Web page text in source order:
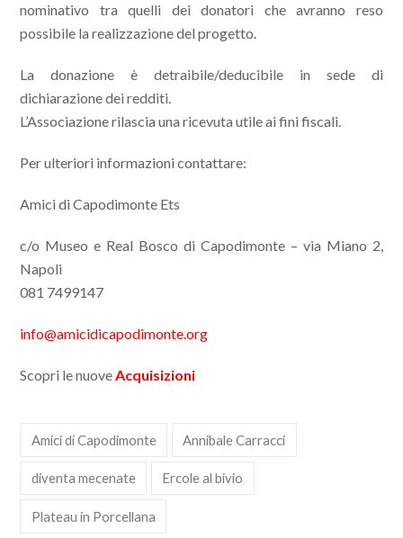
nominativo tra quelli dei donatori che avranno reso
possibile la realizzazione del progetto.
La donazione è detraibile/deducibile in sede di
dichiarazione dei redditi.
L’Associazione rilascia una ricevuta utile ai fini fiscali.
Per ulteriori informazioni contattare:
Amici di Capodimonte Ets
c/o Museo e Real Bosco di Capodimonte – via Miano 2,
Napoli
081 7499147
info@amicidicapodimonte.org
Scopri le nuoveAcquisizioni
Amici di Capodimonte Annibale Carracci
diventa mecenate Ercole al bivio
Plateau in Porcellana